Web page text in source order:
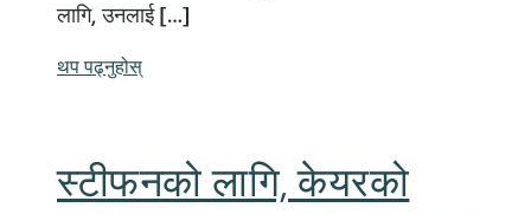
लागि, उनलाई […]
थप पढ्नुहोस्
स्टीफनको लागि, केयरको